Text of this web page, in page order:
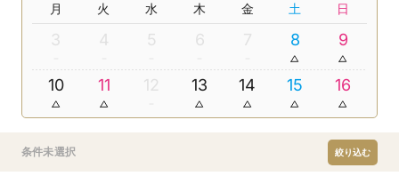
月 火 水 木 金 土 日
3 4 5 6 7 8 9
10 11 12 13 14 15 16
条件未選択 絞り込む